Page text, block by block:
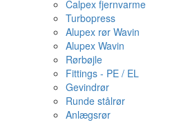
Calpex fjernvarme
Turbopress
Alupex rør Wavin
Alupex Wavin
Rørbøjle
Fittings - PE / EL
Gevindrør
Runde stålrør
Anlægsrør